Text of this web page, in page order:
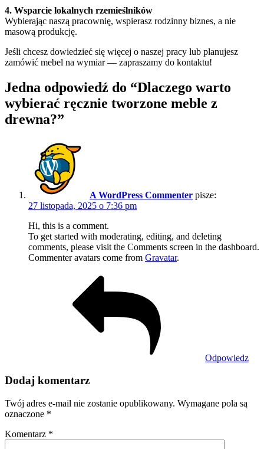
4. Wsparcie lokalnych rzemieślników
Wybierając naszą pracownię, wspierasz rodzinny biznes, a nie
masową produkcję.
Jeśli chcesz dowiedzieć się więcej o naszej pracy lub planujesz
zamówić mebel na wymiar — zapraszamy do kontaktu!
Jedna odpowiedź do “Dlaczego warto
wybierać ręcznie tworzone meble z
drewna?”
A WordPress Commenter pisze:
27 listopada, 2025 o 7:36 pm
Hi, this is a comment.
To get started with moderating, editing, and deleting
comments, please visit the Comments screen in the dashboard.
Commenter avatars come from Gravatar.
Odpowiedz
Dodaj komentarz
Twój adres e-mail nie zostanie opublikowany. Wymagane pola są
oznaczone *
Komentarz *